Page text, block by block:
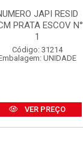
JAPI RESID
PRATA ESCOV N°
1
Código: 31214
UNIDADE
VER PREÇO